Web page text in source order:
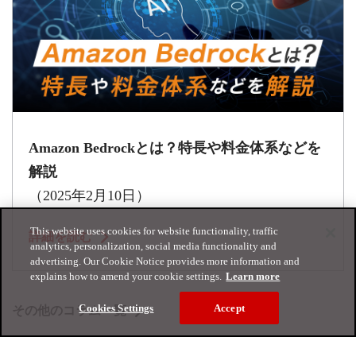
Amazon Bedrockとは？特長や料金体系などを
解説
（2025年2月10日）
詳細を読む
その他のコラム一覧
This website uses cookies for website functionality, traffic
analytics, personalization, social media functionality and
advertising. Our Cookie Notice provides more information and
explains how to amend your cookie settings. Learn more
Cookies Settings Accept